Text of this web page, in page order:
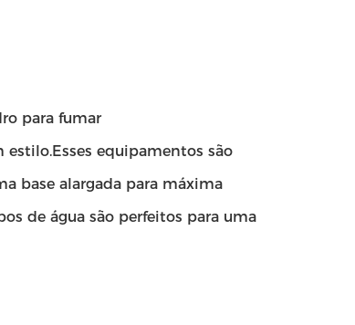
para fumar
estilo.Esses equipamentos são
base alargada para máxima
de água são perfeitos para uma